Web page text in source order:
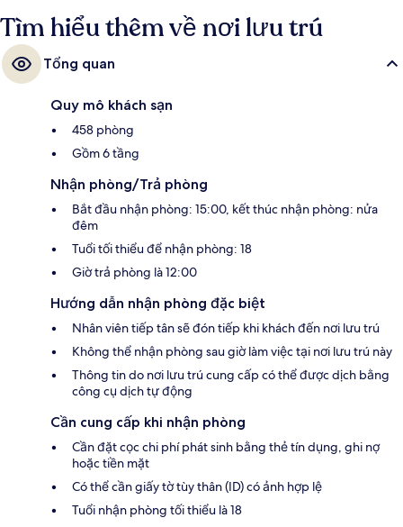
Tìm hiểu thêm về nơi lưu trú
Tổng quan
Quy mô khách sạn
458 phòng
Gồm 6 tầng
Nhận phòng/Trả phòng
Bắt đầu nhận phòng: 15:00, kết thúc nhận phòng: nửa
đêm
Tuổi tối thiểu để nhận phòng: 18
Giờ trả phòng là 12:00
Hướng dẫn nhận phòng đặc biệt
Nhân viên tiếp tân sẽ đón tiếp khi khách đến nơi lưu trú
Không thể nhận phòng sau giờ làm việc tại nơi lưu trú này
Thông tin do nơi lưu trú cung cấp có thể được dịch bằng
công cụ dịch tự động
Cần cung cấp khi nhận phòng
Cần đặt cọc chi phí phát sinh bằng thẻ tín dụng, ghi nợ
hoặc tiền mặt
Có thể cần giấy tờ tùy thân (ID) có ảnh hợp lệ
Tuổi nhận phòng tối thiểu là 18